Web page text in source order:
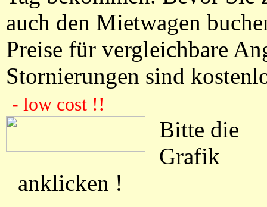
auch den Mietwagen
Preise für vergleichbare
Stornierungen sind
- low cost !!
Bitte die
Grafik
anklicken !